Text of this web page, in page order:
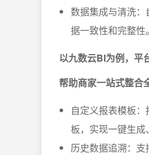
数据集成与清洗
据一致性和完整性。
以九数云BI为例，平
帮助商家一站式整合
自定义报表模板
板，实现一键生成
历史数据追溯：支